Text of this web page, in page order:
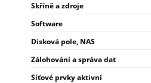
Skříně a zdroje
Software
Disková pole, NAS
Zálohování a správa dat
Síťové prvky aktivní